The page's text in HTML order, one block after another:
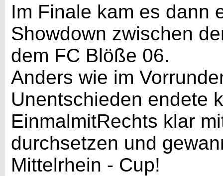
Im Finale kam es dann
Showdown zwischen
dem FC Blöße 06.
Anders wie im
Unentschieden endete
EinmalmitRechts klar
durchsetzen und
Mittelrhein - Cup!